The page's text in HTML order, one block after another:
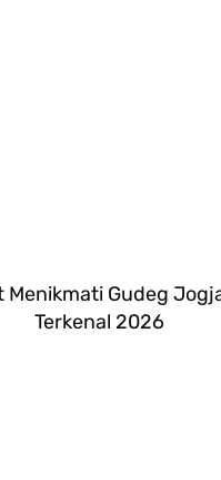
Menikmati Gudeg
Terkenal 2026